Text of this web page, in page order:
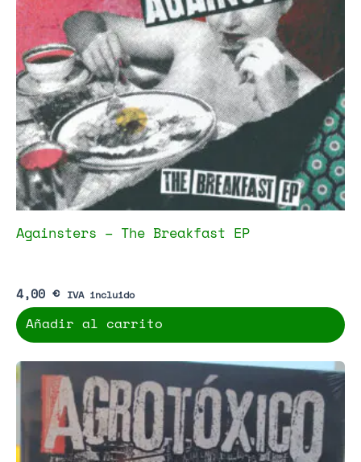
Againsters – The Breakfast EP
4,00 € IVA incluido
Añadir al carrito